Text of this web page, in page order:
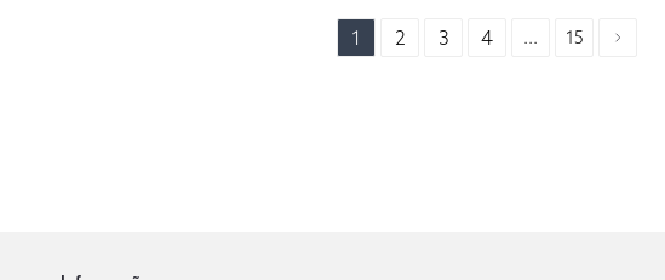
1 2 3 4 ... 15